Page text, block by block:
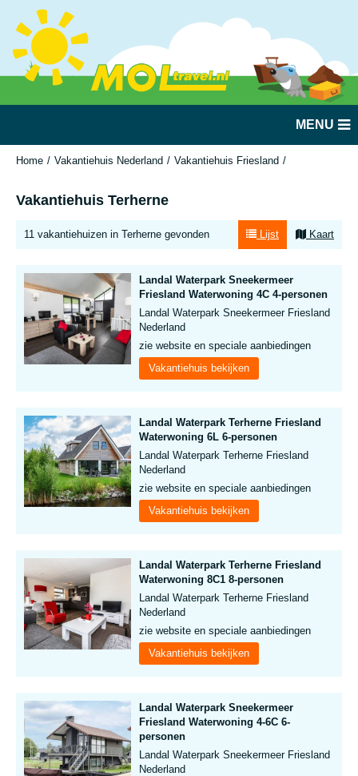
MENU
Home Vakantiehuis Nederland Vakantiehuis Friesland
Vakantiehuis Terherne
11 vakantiehuizen in Terherne gevonden Lijst Kaart
Landal Waterpark Sneekermeer
Friesland Waterwoning 4C 4-personen
Landal Waterpark Sneekermeer Friesland
Nederland
zie website en speciale aanbiedingen
Vakantiehuis bekijken
Landal Waterpark Terherne Friesland
Waterwoning 6L 6-personen
Landal Waterpark Terherne Friesland
Nederland
zie website en speciale aanbiedingen
Vakantiehuis bekijken
Landal Waterpark Terherne Friesland
Waterwoning 8C1 8-personen
Landal Waterpark Terherne Friesland
Nederland
zie website en speciale aanbiedingen
Vakantiehuis bekijken
Landal Waterpark Sneekermeer
Friesland Waterwoning 4-6C 6-
personen
Landal Waterpark Sneekermeer Friesland
Nederland